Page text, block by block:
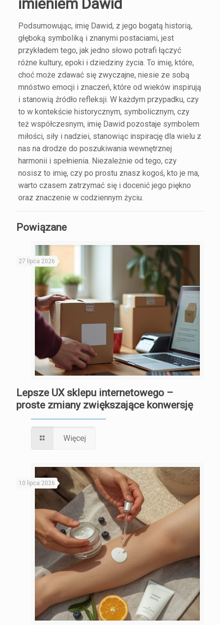
imieniem Dawid
Podsumowując, imię Dawid, z jego bogatą historią,
głęboką symboliką i znanymi postaciami, jest
przykładem tego, jak jedno słowo potrafi łączyć
różne kultury, epoki i dziedziny życia. To imię, które,
choć może zdawać się zwyczajne, niesie ze sobą
mnóstwo emocji i znaczeń, które od wieków inspirują
i stanowią źródło refleksji. W każdym przypadku, czy
to w kontekście historycznym, symbolicznym, czy
też współczesnym, imię Dawid pozostaje symbolem
miłości, siły i nadziei, stanowiąc inspirację dla wielu z
nas na drodze do poszukiwania wewnętrznej
harmonii i spełnienia. Niezależnie od tego, czy
nosisz to imię, czy po prostu znasz kogoś, kto je ma,
warto czasem zatrzymać się i docenić jego piękno
oraz znaczenie w codziennym życiu.
Powiązane
27 lipca 2026
Lepsze UX sklepu internetowego –
proste zmiany zwiększające konwersję
Więcej
10 lipca 2026